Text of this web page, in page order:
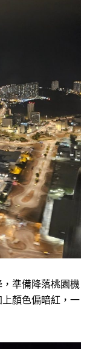
準備降落桃園機
顏色偏暗紅，一